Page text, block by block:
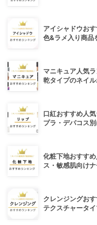
アイシャドウお
色&ラメ入り商品
マニキュア人気
乾タイプのネイ
口紅おすすめ人
プラ・デパコス別
化粧下地おすす
ス・敏感肌向け
クレンジングお
テクスチャータイ